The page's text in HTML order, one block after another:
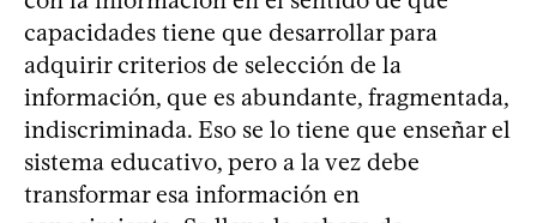
capacidades tiene que desarrollar para
adquirir criterios de selección de la
información, que es abundante, fragmentada,
indiscriminada. Eso se lo tiene que enseñar el
sistema educativo, pero a la vez debe
transformar esa información en